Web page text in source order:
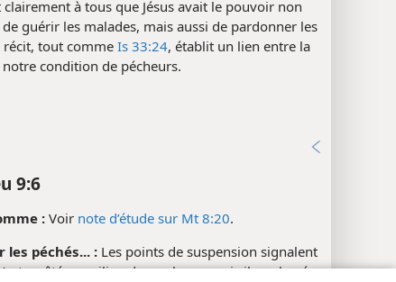
à tous que Jésus avait le pouvoir non
guérir les malades, mais aussi de pardonner les
récit, tout comme Is 33:24, établit un lien entre la
condition de pécheurs.
9:6
:Voir note d’étude sur Mt 8:20.
les péchés... : Les points de suspension signalent
arrêté au milieu de sa phrase, puis il a achevé